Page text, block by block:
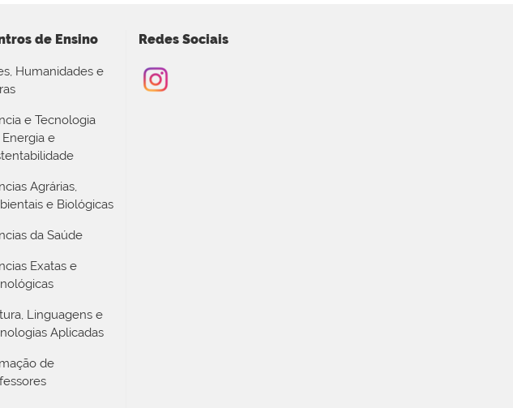
de Ensino
Humanidades e
e Tecnologia
e
Agrárias,
e Biológicas
da Saúde
Exatas e
Linguagens e
Aplicadas
de
Redes Sociais